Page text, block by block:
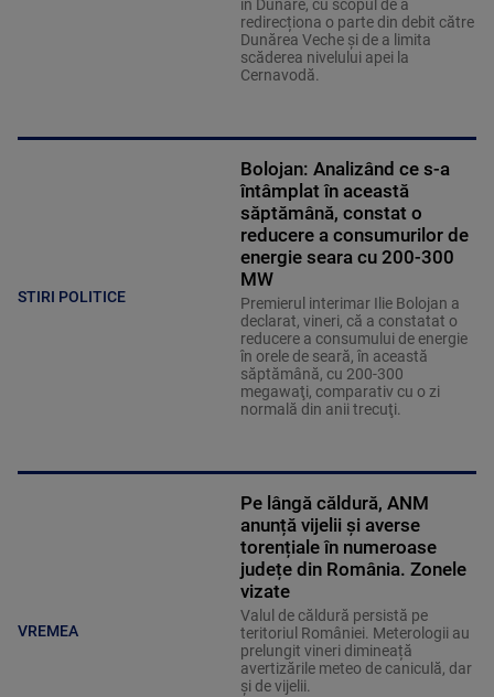
în Dunăre, cu scopul de a
redirecționa o parte din debit către
Dunărea Veche și de a limita
scăderea nivelului apei la
Cernavodă.
STIRI POLITICE
Bolojan: Analizând ce s-a
întâmplat în această
săptămână, constat o
reducere a consumurilor de
energie seara cu 200-300
MW
Premierul interimar Ilie Bolojan a
declarat, vineri, că a constatat o
reducere a consumului de energie
în orele de seară, în această
săptămână, cu 200-300
megawaţi, comparativ cu o zi
normală din anii trecuţi.
VREMEA
Pe lângă căldură, ANM
anunță vijelii și averse
torențiale în numeroase
județe din România. Zonele
vizate
Valul de căldură persistă pe
teritoriul României. Meterologii au
prelungit vineri dimineață
avertizările meteo de caniculă, dar
și de vijelii.